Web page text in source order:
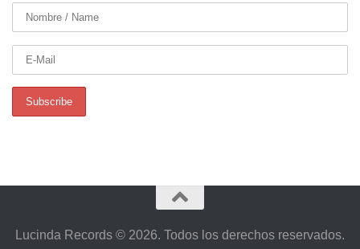
Lucinda Records © 2026. Todos los derechos reservados.